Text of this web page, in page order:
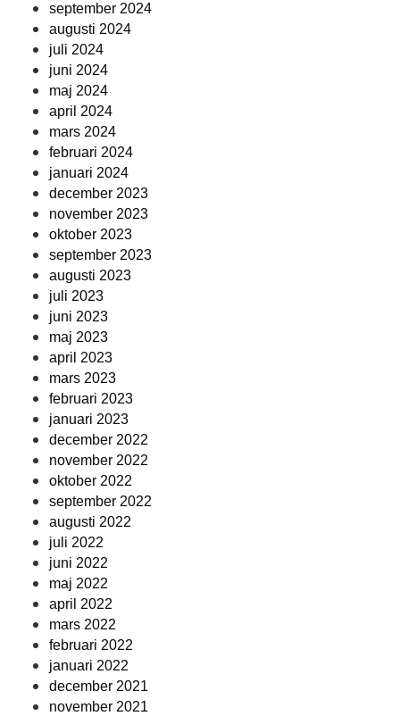
september 2024
augusti 2024
juli 2024
juni 2024
maj 2024
april 2024
mars 2024
februari 2024
januari 2024
december 2023
november 2023
oktober 2023
september 2023
augusti 2023
juli 2023
juni 2023
maj 2023
april 2023
mars 2023
februari 2023
januari 2023
december 2022
november 2022
oktober 2022
september 2022
augusti 2022
juli 2022
juni 2022
maj 2022
april 2022
mars 2022
februari 2022
januari 2022
december 2021
november 2021